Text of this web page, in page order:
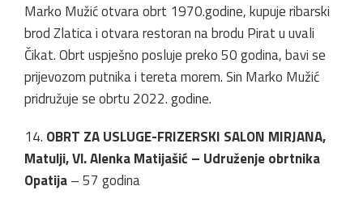
Marko Mužić otvara obrt 1970.godine, kupuje ribarski
brod Zlatica i otvara restoran na brodu Pirat u uvali
Čikat. Obrt uspješno posluje preko 50 godina, bavi se
prijevozom putnika i tereta morem. Sin Marko Mužić
pridružuje se obrtu 2022. godine.
14. OBRT ZA USLUGE-FRIZERSKI SALON MIRJANA,
Matulji, Vl. Alenka Matijašić – Udruženje obrtnika
Opatija– 57 godina